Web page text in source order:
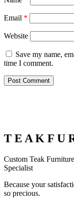
Email *
Website
Save my name,
time I comment.
T E A K F U
Custom Teak Furniture
Specialist
Because your
so precious.